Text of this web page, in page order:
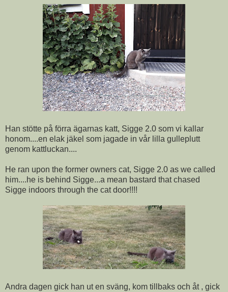
Han stötte på förra ägarnas katt, Sigge 2.0 som vi kallar
honom....en elak jäkel som jagade in vår lilla gulleplutt
genom kattluckan....
He ran upon the former owners cat, Sigge 2.0 as we called
him....he is behind Sigge...a mean bastard that chased
Sigge indoors through the cat door!!!!
Andra dagen gick han ut en sväng, kom tillbaks och åt , gick